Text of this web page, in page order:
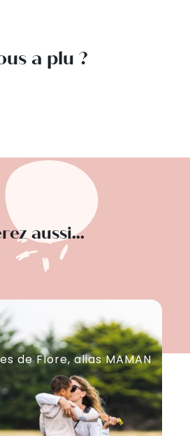
a plu ?
aussi...
de Flore, alias MAMAN